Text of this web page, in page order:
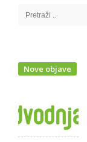
Search
Nove objave